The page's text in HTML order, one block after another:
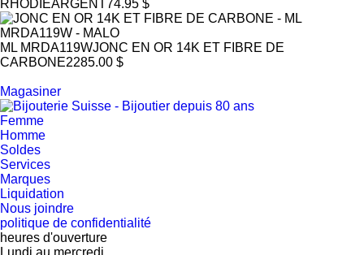
RHODIÉARGENT74.95 $
ML MRDA119WJONC EN OR 14K ET FIBRE DE
CARBONE2285.00 $
Magasiner
Femme
Homme
Soldes
Services
Marques
Liquidation
Nous joindre
politique de confidentialité
heures d'ouverture
Lundi au mercredi